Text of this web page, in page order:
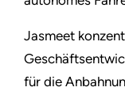
Jasmeet
für die